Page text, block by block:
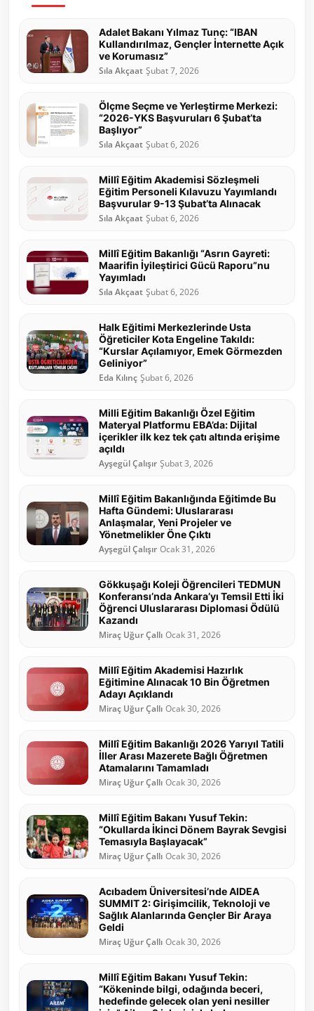
Adalet Bakanı Yılmaz Tunç: “IBAN
Kullandırılmaz, Gençler İnternette Açık
ve Korumasız”
Sıla Akçaat Şubat 7, 2026
Ölçme Seçme ve Yerleştirme Merkezi:
“2026-YKS Başvuruları 6 Şubat’ta
Başlıyor”
Sıla Akçaat Şubat 6, 2026
Millî Eğitim Akademisi Sözleşmeli
Eğitim Personeli Kılavuzu Yayımlandı
Başvurular 9-13 Şubat’ta Alınacak
Sıla Akçaat Şubat 6, 2026
Millî Eğitim Bakanlığı “Asrın Gayreti:
Maarifin İyileştirici Gücü Raporu”nu
Yayımladı
Sıla Akçaat Şubat 6, 2026
Halk Eğitimi Merkezlerinde Usta
Öğreticiler Kota Engeline Takıldı:
“Kurslar Açılamıyor, Emek Görmezden
Geliniyor”
Eda Kılınç Şubat 6, 2026
Milli Eğitim Bakanlığı Özel Eğitim
Materyal Platformu EBA’da: Dijital
içerikler ilk kez tek çatı altında erişime
açıldı
Ayşegül Çalışır Şubat 3, 2026
Millî Eğitim Bakanlığında Eğitimde Bu
Hafta Gündemi: Uluslararası
Anlaşmalar, Yeni Projeler ve
Yönetmelikler Öne Çıktı
Ayşegül Çalışır Ocak 31, 2026
Gökkuşağı Koleji Öğrencileri TEDMUN
Konferansı’nda Ankara’yı Temsil Etti İki
Öğrenci Uluslararası Diplomasi Ödülü
Kazandı
Miraç Uğur Çallı Ocak 31, 2026
Millî Eğitim Akademisi Hazırlık
Eğitimine Alınacak 10 Bin Öğretmen
Adayı Açıklandı
Miraç Uğur Çallı Ocak 30, 2026
Millî Eğitim Bakanlığı 2026 Yarıyıl Tatili
İller Arası Mazerete Bağlı Öğretmen
Atamalarını Tamamladı
Miraç Uğur Çallı Ocak 30, 2026
Millî Eğitim Bakanı Yusuf Tekin:
“Okullarda İkinci Dönem Bayrak Sevgisi
Temasıyla Başlayacak”
Miraç Uğur Çallı Ocak 30, 2026
Acıbadem Üniversitesi’nde AIDEA
SUMMIT 2: Girişimcilik, Teknoloji ve
Sağlık Alanlarında Gençler Bir Araya
Geldi
Miraç Uğur Çallı Ocak 30, 2026
Millî Eğitim Bakanı Yusuf Tekin:
“Kökeninde bilgi, odağında beceri,
hedefinde gelecek olan yeni nesiller